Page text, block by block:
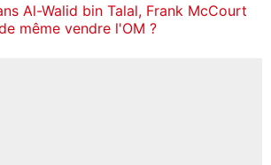
Al-Walid bin Talal, Frank McCourt
même vendre l'OM ?